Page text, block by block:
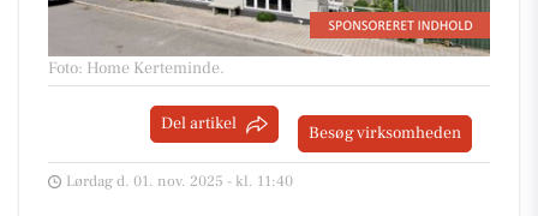
Foto: Home Kerteminde.
Del artikel Besøg virksomheden
Lørdag d. 01. nov. 2025 - kl. 11:40